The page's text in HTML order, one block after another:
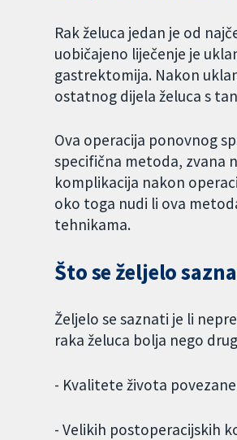
Rak želuca jedan je od
uobičajeno liječenje je
gastrektomija. Nakon
ostatnog dijela želuca s
Ova operacija ponovnog
specifična metoda, zvana
komplikacija nakon
oko toga nudi li ova
tehnikama.
Što se željelo
Željelo se saznati je li
raka želuca bolja nego
- Kvalitete života
- Velikih postoperacijskih